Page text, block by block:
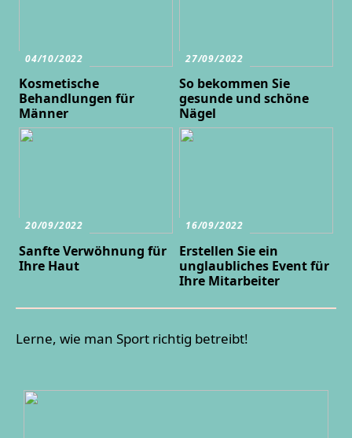
04/10/2022
Kosmetische
Behandlungen für
Männer
27/09/2022
So bekommen Sie
gesunde und schöne
Nägel
20/09/2022
Sanfte Verwöhnung für
Ihre Haut
16/09/2022
Erstellen Sie ein
unglaubliches Event für
Ihre Mitarbeiter
Lerne, wie man Sport richtig betreibt!